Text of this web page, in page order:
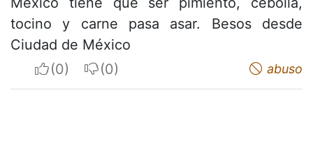
tocino y carne pasa asar. Besos desde
Ciudad de México
I apreciateI do not appreciate abuso